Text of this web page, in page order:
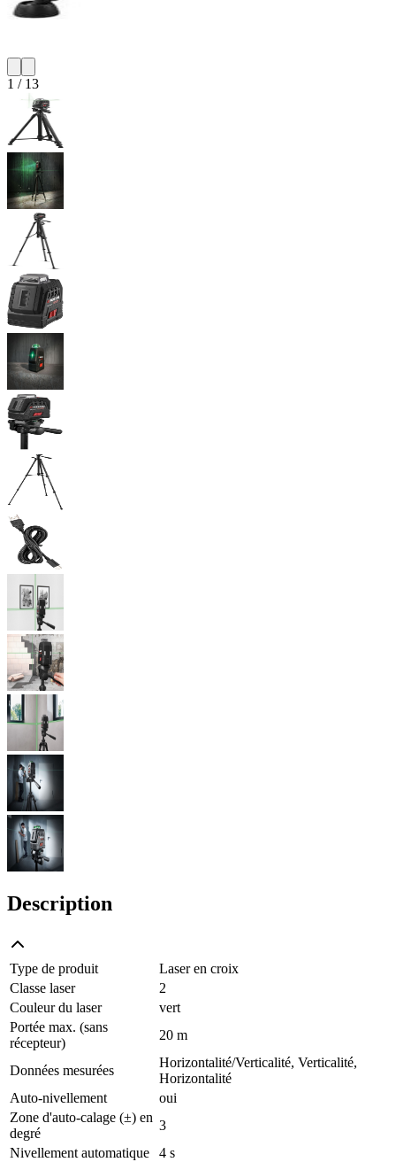
1 / 13
Description
Type de produit
Laser en croix
Classe laser
2
Couleur du laser
vert
Portée max. (sans
récepteur)
20 m
Données mesurées
Horizontalité/Verticalité, Verticalité,
Horizontalité
Auto-nivellement
oui
Zone d'auto-calage (±) en
degré
3
Nivellement automatique
4 s